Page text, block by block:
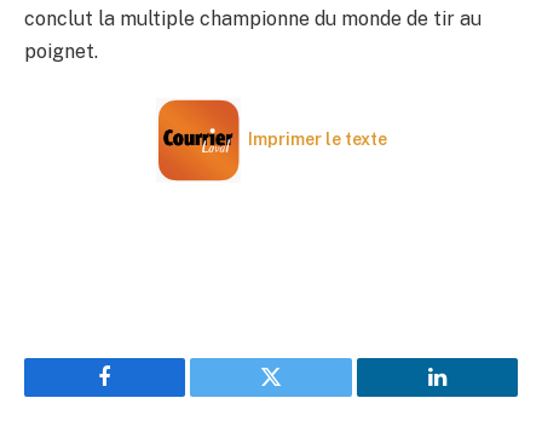
conclut la multiple championne du monde de tir au
poignet.
Imprimer le texte
Facebook Twitter LinkedIn